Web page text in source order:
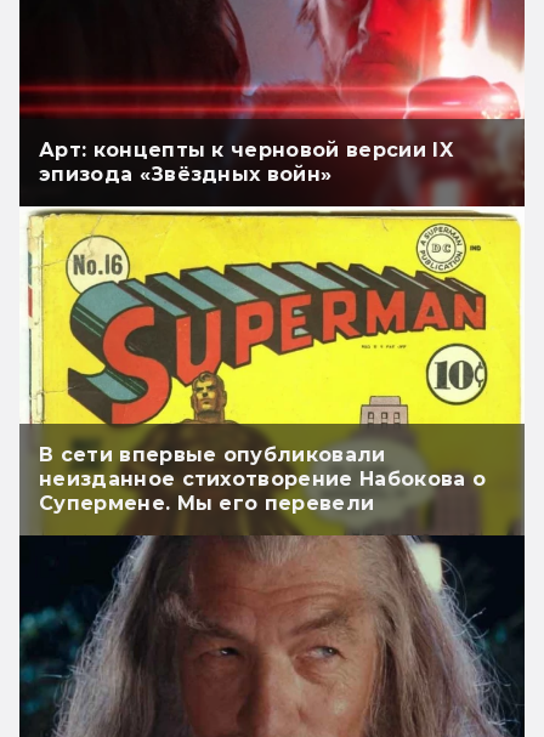
Арт: концепты к черновой версии IX
эпизода «Звёздных войн»
В сети впервые опубликовали
неизданное стихотворение Набокова о
Супермене. Мы его перевели